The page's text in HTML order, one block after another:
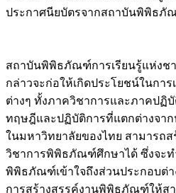
กล่าวจะก่อให้เกิดประโยชน์ในการ
ต่างๆ ทั้งภาควิชาการและภาคปฏิบั
ทฤษฎีและปฏิบัติการที่แตกต่างจาก
ในมหาวิทยาลัยของไทย สามารถส
วิชาการพิพิธภัณฑ์ศึกษาได้ ซึ่งจะ
พิพิธภัณฑ์เข้าใจถึงส่วนประกอบต่
การสร้างสรรค์งานพิพิธภัณฑ์ให้สา
ได้รับประสบการณ์ที่ชัดเจน และส